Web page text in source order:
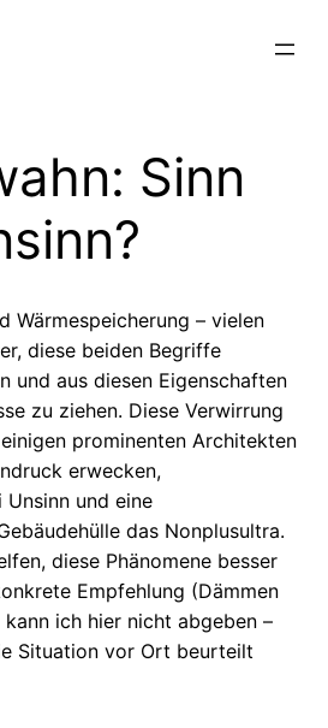
Sinn
Wärmespeicherung – vielen
diese beiden Begriffe
und aus diesen Eigenschaften
zu ziehen. Diese Verwirrung
prominenten Architekten
erwecken,
Unsinn und eine
das Nonplusultra.
diese Phänomene besser
Empfehlung (Dämmen
ich hier nicht abgeben –
Situation vor Ort beurteilt